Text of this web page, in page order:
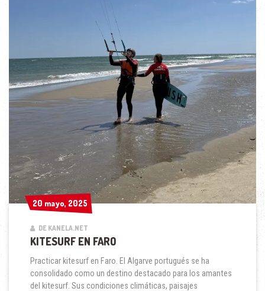
20 mayo, 2025
20 mayo, 2025
DE KANELA.NET
KITESURF EN FARO
Practicar kitesurf en Faro. El Algarve portugués se ha
consolidado como un destino destacado para los amantes
del kitesurf. Sus condiciones climáticas, paisajes